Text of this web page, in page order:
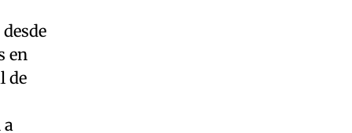
en
de
a